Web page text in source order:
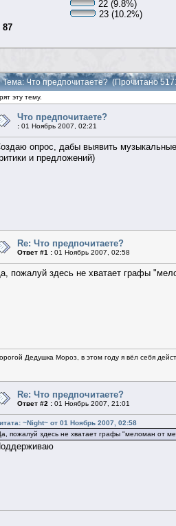
22 (9.8%)
23 (10.2%)
87
Тема: Что предпочитаете? (Прочитано
эту тему.
Что предпочитаете?
: 01 Ноябрь 2007, 02:21
опрос, дабы выявить
и предложений)
Re: Что предпочитаете?
Ответ #1 : 01 Ноябрь 2007, 02:58
пожалуй здесь не хватает графы
Дедушка Мороз, в этом году я вёл себя
Re: Что предпочитаете?
Ответ #2 : 01 Ноябрь 2007, 21:01
~Night~ от 01 Ноябрь 2007, 02:58
пожалуй здесь не хватает графы "меломан от